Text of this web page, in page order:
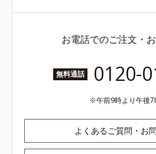
お電話でのご注文・
無料通話 0120-
午前9時より午後
よくあるご質問・お